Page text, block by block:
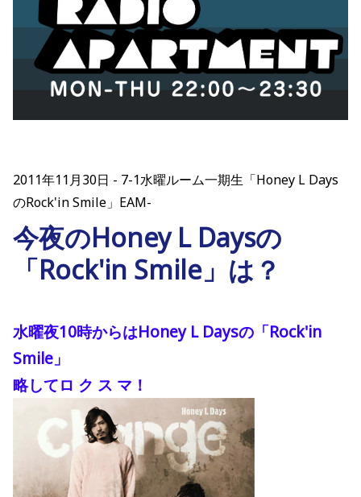
2011年11月30日
7-1水曜ルーム一期生「Honey L Days
のRock'in Smile」EAM-
今夜のHoney L Daysの
「Rock'in Smile」は？
水曜夜10時からはHoney L Daysの「Rock'in
Smile」
略してロ ク ス マ！